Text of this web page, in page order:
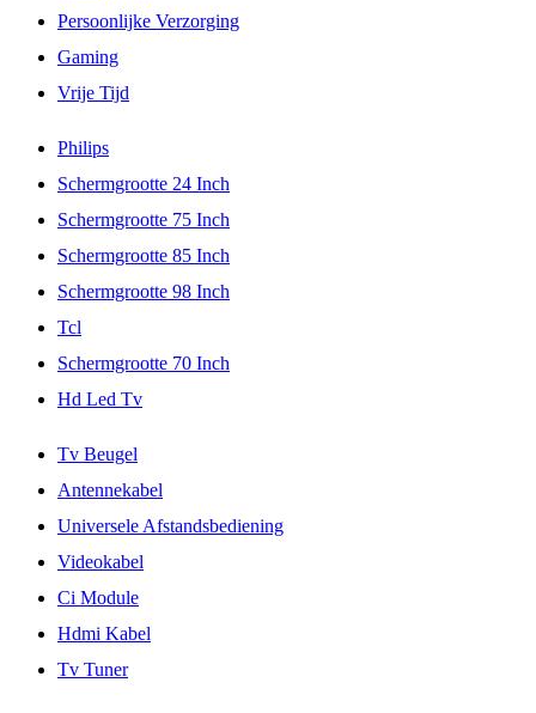
Persoonlijke Verzorging
Gaming
Vrije Tijd
Philips
Schermgrootte 24 Inch
Schermgrootte 75 Inch
Schermgrootte 85 Inch
Schermgrootte 98 Inch
Tcl
Schermgrootte 70 Inch
Hd Led Tv
Tv Beugel
Antennekabel
Universele Afstandsbediening
Videokabel
Ci Module
Hdmi Kabel
Tv Tuner